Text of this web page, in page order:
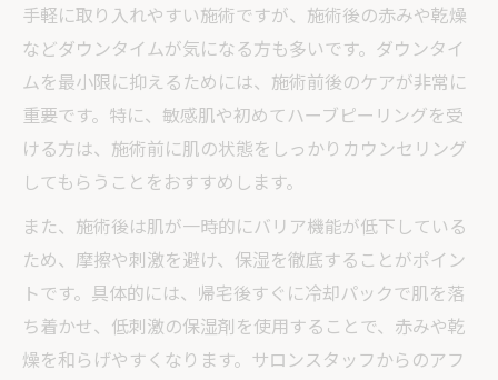
手軽に取り入れやすい施術ですが、施術後の赤みや乾燥
などダウンタイムが気になる方も多いです。ダウンタイ
ムを最小限に抑えるためには、施術前後のケアが非常に
重要です。特に、敏感肌や初めてハーブピーリングを受
ける方は、施術前に肌の状態をしっかりカウンセリング
してもらうことをおすすめします。
また、施術後は肌が一時的にバリア機能が低下している
ため、摩擦や刺激を避け、保湿を徹底することがポイン
トです。具体的には、帰宅後すぐに冷却パックで肌を落
ち着かせ、低刺激の保湿剤を使用することで、赤みや乾
燥を和らげやすくなります。サロンスタッフからのアフ